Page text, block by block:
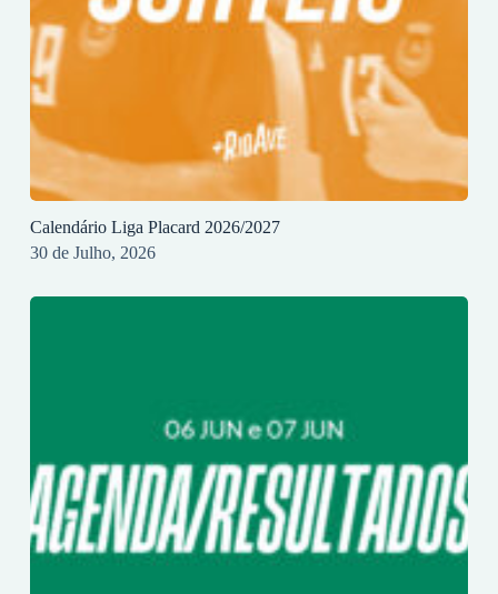
Calendário Liga Placard 2026/2027
30 de Julho, 2026